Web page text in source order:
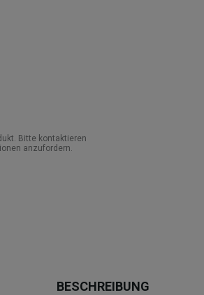
Bitte kontaktieren
anzufordern.
BESCHREIBUNG